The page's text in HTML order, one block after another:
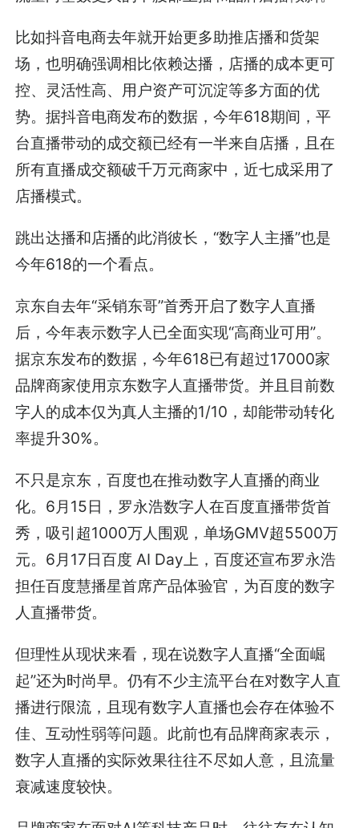
比如抖音电商去年就开始更多助推店播和货架
场，也明确强调相比依赖达播，店播的成本更可
控、灵活性高、用户资产可沉淀等多方面的优
势。据抖音电商发布的数据，今年618期间，平
台直播带动的成交额已经有一半来自店播，且在
所有直播成交额破千万元商家中，近七成采用了
店播模式。
跳出达播和店播的此消彼长，“数字人主播”也是
今年618的一个看点。
京东自去年“采销东哥”首秀开启了数字人直播
后，今年表示数字人已全面实现“高商业可用”。
据京东发布的数据，今年618已有超过17000家
品牌商家使用京东数字人直播带货。并且目前数
字人的成本仅为真人主播的1/10，却能带动转化
率提升30%。
不只是京东，百度也在推动数字人直播的商业
化。6月15日，罗永浩数字人在百度直播带货首
秀，吸引超1000万人围观，单场GMV超5500万
元。6月17日百度 AI Day上，百度还宣布罗永浩
担任百度慧播星首席产品体验官，为百度的数字
人直播带货。
但理性从现状来看，现在说数字人直播“全面崛
起”还为时尚早。仍有不少主流平台在对数字人直
播进行限流，且现有数字人直播也会存在体验不
佳、互动性弱等问题。此前也有品牌商家表示，
数字人直播的实际效果往往不尽如人意，且流量
衰减速度较快。